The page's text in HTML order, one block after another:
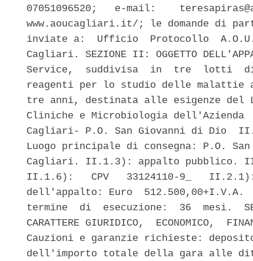
07051096520;   e-mail:
www.aoucagliari.it/; le domande di
inviate a:  Ufficio  Protocollo
Cagliari. SEZIONE II: OGGETTO
Service,  suddivisa  in  tre  lotti
reagenti per lo studio delle malattie
tre anni, destinata alle esigenze del
Cliniche e Microbiologia
Cagliari- P.O. San Giovanni di Dio
Luogo principale di consegna: P.O.
Cagliari. II.1.3): appalto pubblico.
II.1.6):   CPV   33124110-9_
dell'appalto: Euro
termine  di  esecuzione:  36  mesi.
CARATTERE GIURIDICO,  ECONOMICO,
Cauzioni e garanzie richieste:
dell'importo totale della gara alle